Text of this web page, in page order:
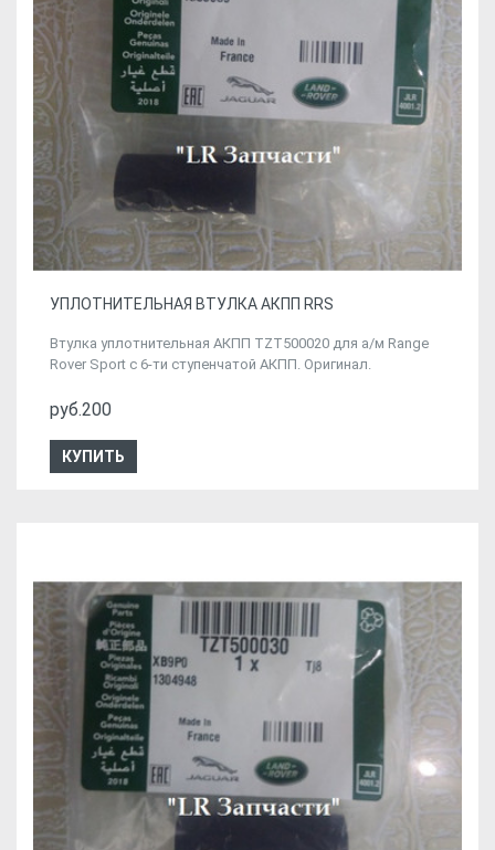
УПЛОТНИТЕЛЬНАЯ ВТУЛКА АКПП RRS
Втулка уплотнительная АКПП TZT500020 для а/м Range
Rover Sport с 6-ти ступенчатой АКПП. Оригинал.
руб.200
КУПИТЬ